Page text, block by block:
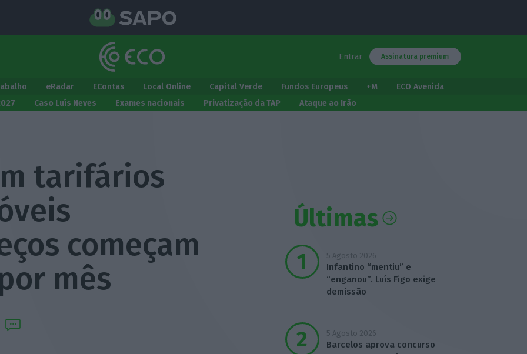
Entrar Assinatura premium
eRadar EContas Local Online Capital Verde Fundos Europeus +M
ECO Avenida
Caso Luís Neves Exames nacionais Privatização da TAP Ataque ao Irão
tarifários
começam
mês
Últimas
5 Agosto 2026
Infantino “mentiu” e
“enganou”. Luís Figo exige
demissão
5 Agosto 2026
Barcelos aprova concurso